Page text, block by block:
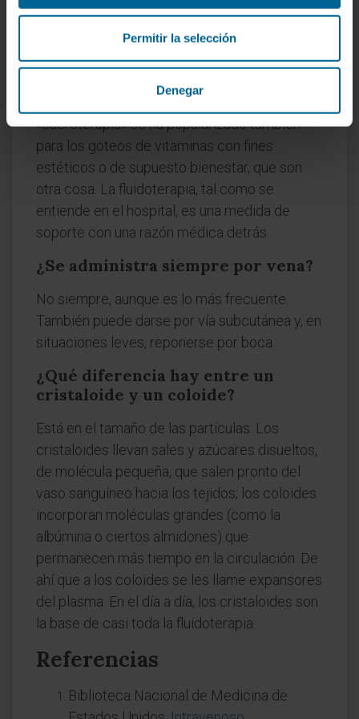
Permitir la selección
Denegar
Depende de a qué sueroterapia se refiera. En
el lenguaje clínico, ambos términos se usan
de sueros por vena. El matiz es que
«sueroterapia» se ha popularizado también
para los goteos de vitaminas con fines
estéticos o de supuesto bienestar, que son
otra cosa. La fluidoterapia, tal como se
entiende en el hospital, es una medida de
soporte con una razón médica detrás.
¿Se administra siempre por vena?
No siempre, aunque es lo más frecuente.
También puede darse por vía subcutánea y, en
situaciones leves, reponerse por boca.
¿Qué diferencia hay entre un
cristaloide y un coloide?
Está en el tamaño de las partículas. Los
cristaloides llevan sales y azúcares disueltos,
de molécula pequeña, que salen pronto del
vaso sanguíneo hacia los tejidos; los coloides
incorporan moléculas grandes (como la
albúmina o ciertos almidones) que
permanecen más tiempo en la circulación. De
ahí que a los coloides se les llame expansores
del plasma. En el día a día, los cristaloides son
la base de casi toda la fluidoterapia.
Referencias
Biblioteca Nacional de Medicina de